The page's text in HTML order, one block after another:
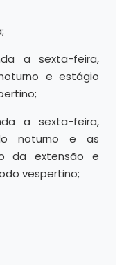
a sexta-feira,
e estágio
a sexta-feira,
noturno e as
da extensão e
vespertino;